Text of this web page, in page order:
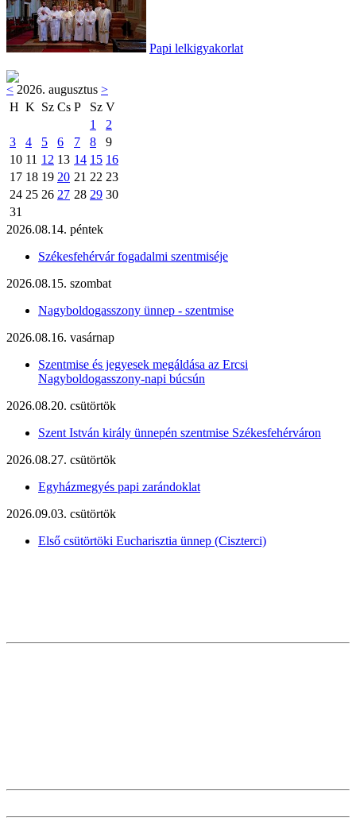
Papi lelkigyakorlat
< 2026. augusztus >
H K Sz Cs P Sz V
1
2
3
4 5 6 7 8
9
10 11 12 13 14 15 16
17 18 19 20 21 22 23
24 25 26 27 28 29 30
31
2026.08.14. péntek
Székesfehérvár fogadalmi szentmiséje
2026.08.15. szombat
Nagyboldogasszony ünnep - szentmise
2026.08.16. vasárnap
Szentmise és jegyesek megáldása az Ercsi
Nagyboldogasszony-napi búcsún
2026.08.20. csütörtök
Szent István király ünnepén szentmise Székesfehérváron
2026.08.27. csütörtök
Egyházmegyés papi zarándoklat
2026.09.03. csütörtök
Első csütörtöki Eucharisztia ünnep (Ciszterci)